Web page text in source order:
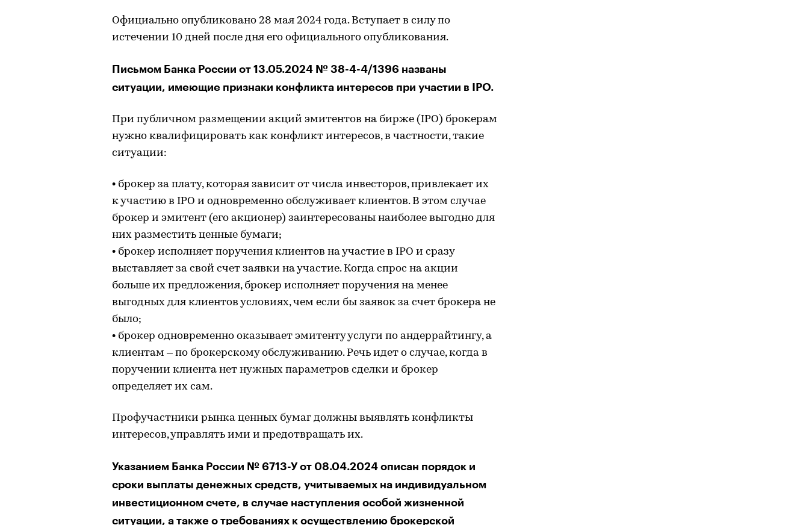
Официально опубликовано 28 мая 2024 года. Вступает в силу по
истечении 10 дней после дня его официального опубликования.
Письмом Банка России от 13.05.2024 № 38-4-4/1396 названы
ситуации, имеющие признаки конфликта интересов при участии в IPO.
При публичном размещении акций эмитентов на бирже (IPO) брокерам
нужно квалифицировать как конфликт интересов, в частности, такие
ситуации:
• брокер за плату, которая зависит от числа инвесторов, привлекает их
к участию в IPO и одновременно обслуживает клиентов. В этом случае
брокер и эмитент (его акционер) заинтересованы наиболее выгодно для
них разместить ценные бумаги;
• брокер исполняет поручения клиентов на участие в IPO и сразу
выставляет за свой счет заявки на участие. Когда спрос на акции
больше их предложения, брокер исполняет поручения на менее
выгодных для клиентов условиях, чем если бы заявок за счет брокера не
было;
• брокер одновременно оказывает эмитенту услуги по андеррайтингу, а
клиентам – по брокерскому обслуживанию. Речь идет о случае, когда в
поручении клиента нет нужных параметров сделки и брокер
определяет их сам.
Профучастники рынка ценных бумаг должны выявлять конфликты
интересов, управлять ими и предотвращать их.
Указанием Банка России № 6713-У от 08.04.2024 описан порядок и
сроки выплаты денежных средств, учитываемых на индивидуальном
инвестиционном счете, в случае наступления особой жизненной
ситуации, а также о требованиях к осуществлению брокерской